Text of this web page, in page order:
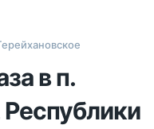
в п.
Республики